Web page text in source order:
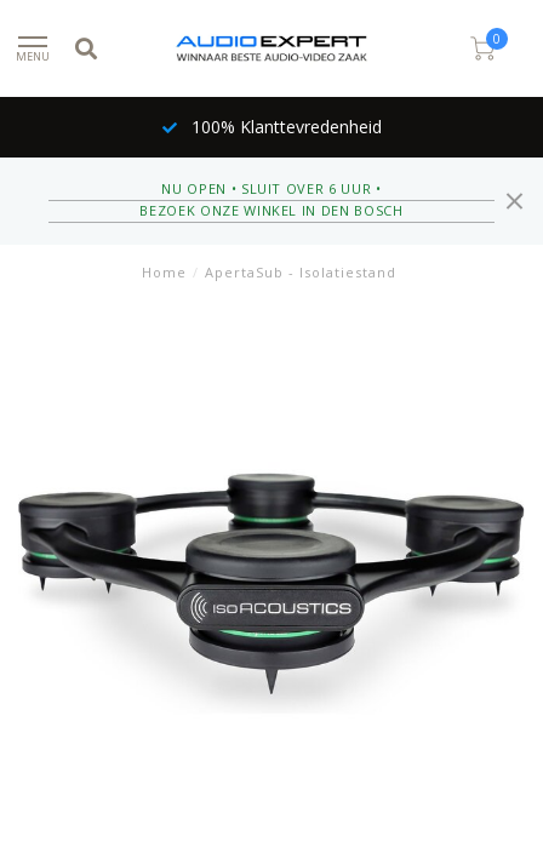
MENU
0
100% Klanttevredenheid
NU OPEN • SLUIT OVER 6 UUR •
BEZOEK ONZE WINKEL IN DEN BOSCH
Home / ApertaSub - Isolatiestand